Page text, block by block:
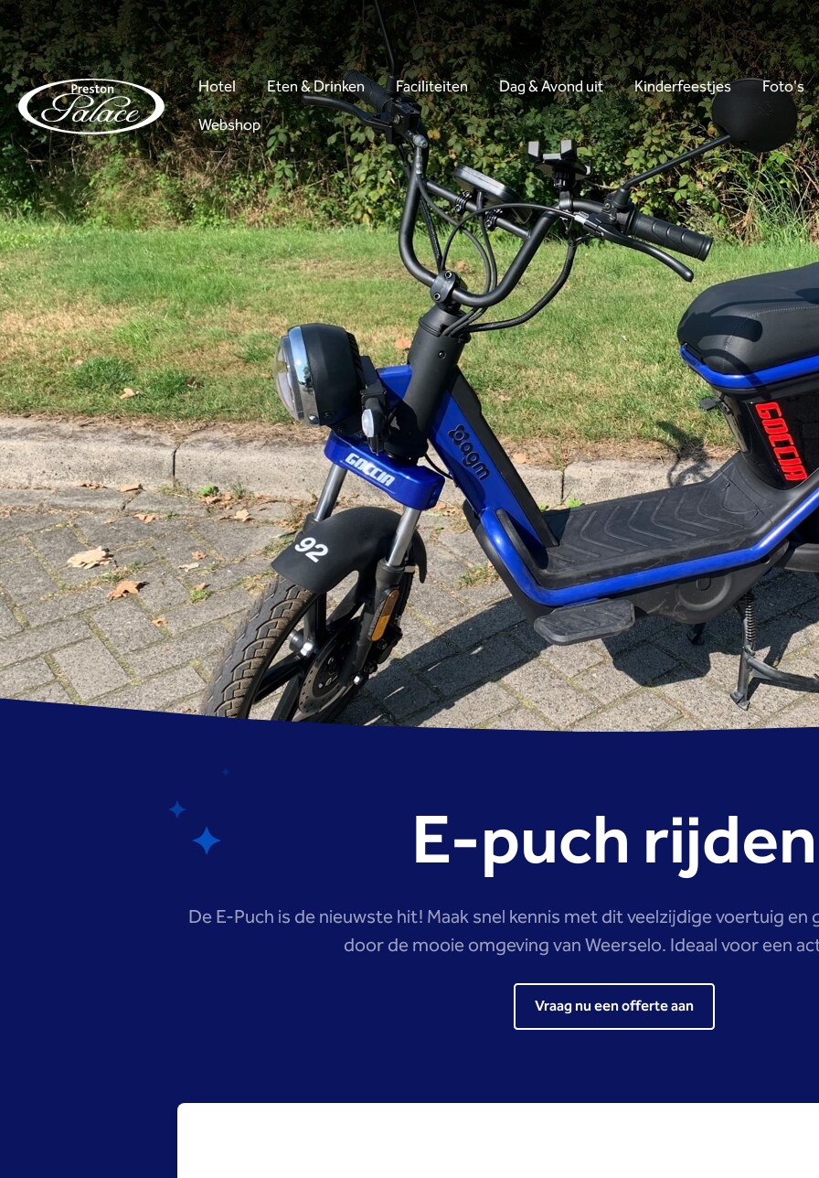
Hotel Eten & Drinken Faciliteiten Dag & Avond uit Kinderfeestjes
Foto's
Webshop
E-puch rijden
De E-Puch is de nieuwste hit! Maak snel kennis met dit veelzijdige voertuig
door de mooie omgeving van Weerselo. Ideaal voor een
Vraag nu een offerte aan